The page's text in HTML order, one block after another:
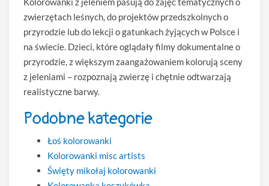
zwierzętach leśnych, do projektów przedszkolnych o
przyrodzie lub do lekcji o gatunkach żyjących w Polsce i
na świecie. Dzieci, które oglądały filmy dokumentalne o
przyrodzie, z większym zaangażowaniem kolorują sceny
z jeleniami – rozpoznają zwierzę i chętnie odtwarzają
realistyczne barwy.
Podobne kategorie
Łoś kolorowanki
Kolorowanki misc artists
Święty mikołaj kolorowanki